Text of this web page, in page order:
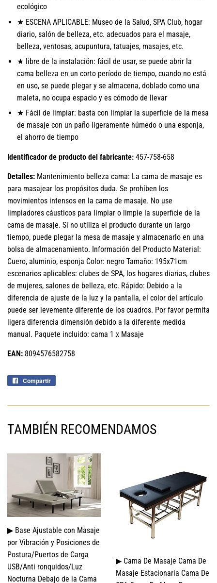
ecológico
★ ESCENA APLICABLE: Museo de la Salud, SPA Club, hogar
diario, salón de belleza, etc. adecuados para el masaje,
belleza, ventosas, acupuntura, tatuajes, masajes, etc.
★ libre de la instalación: fácil de usar, se puede abrir la
cama belleza en un corto período de tiempo, cuando no está
en uso, se puede plegar y se almacena, doblado como una
maleta, no ocupa espacio y es cómodo de llevar
★ Fácil de limpiar: basta con limpiar la superficie de la mesa
de masaje con un paño ligeramente húmedo o una esponja,
el ahorro de tiempo
Identificador de producto del fabricante: 457-758-658
Detalles: Mantenimiento belleza cama: La cama de masaje es
para masajear los propósitos duda. Se prohíben los
movimientos intensos en la cama de masaje. No use
limpiadores cáusticos para limpiar o limpie la superficie de la
cama de masaje. Si no utiliza el producto durante un largo
tiempo, puede plegar la mesa de masaje y almacenarlo en una
bolsa de almacenamiento. Información del Producto Material:
Cuero, aluminio, esponja Color: negro Tamaño: 195x71cm
escenarios aplicables: clubes de SPA, los hogares diarias, clubes
de mujeres, salones de belleza, etc. Rápido: Debido a la
diferencia de ajuste de la luz y la pantalla, el color del artículo
puede ser levemente diferente de los cuadros. Por favor permita
ligera diferencia dimensión debido a la diferente medida
manual. Paquete incluido: cama 1 x Masaje
EAN: 8094576582758
Compartir
TAMBIÉN RECOMENDAMOS
▶ Base Ajustable con Masaje
por Vibración y Posiciones de
Postura/Puertos de Carga
USB/Anti ronquidos/Luz
Nocturna Debajo de la Cama
▶ Cama De Masaje Cama De
Masaje Estacionaria Cama De